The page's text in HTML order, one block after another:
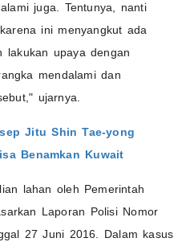
juga. Tentunya, nanti
ini menyangkut ada
lakukan upaya dengan
mendalami dan
ujarnya.
Jitu Shin Tae-yong
Benamkan Kuwait
lahan oleh Pemerintah
Laporan Polisi Nomor
27 Juni 2016. Dalam kasus